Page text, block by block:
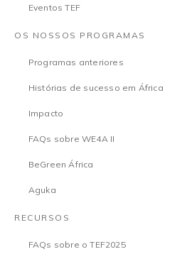
Eventos TEF
OS NOSSOS PROGRAMAS
Programas anteriores
Histórias de sucesso em África
Impacto
FAQs sobre WE4A II
BeGreen África
Aguka
RECURSOS
FAQs sobre o TEF2025